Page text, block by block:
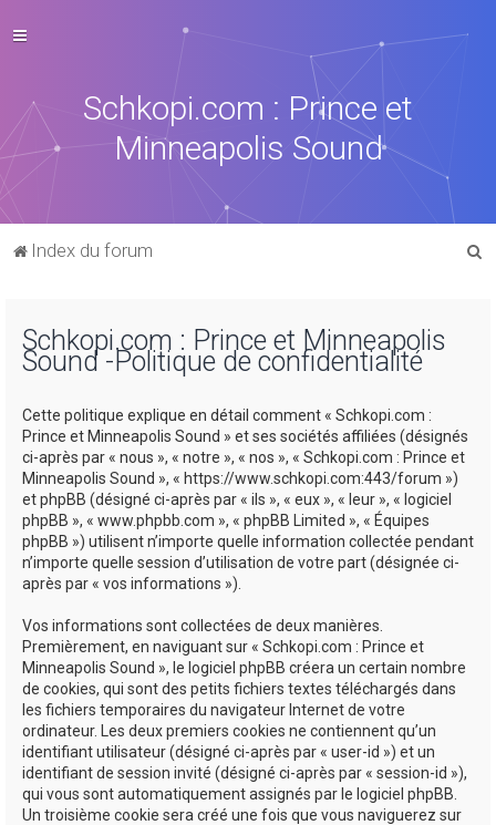
Schkopi.com : Prince et
Minneapolis Sound
Index du forum
Schkopi.com : Prince et Minneapolis
Sound -Politique de confidentialité
Cette politique explique en détail comment « Schkopi.com :
Prince et Minneapolis Sound » et ses sociétés affiliées (désignés
ci-après par « nous », « notre », « nos », « Schkopi.com : Prince et
Minneapolis Sound », « https://www.schkopi.com:443/forum »)
et phpBB (désigné ci-après par « ils », « eux », « leur », « logiciel
phpBB », « www.phpbb.com », « phpBB Limited », « Équipes
phpBB ») utilisent n’importe quelle information collectée pendant
n’importe quelle session d’utilisation de votre part (désignée ci-
après par « vos informations »).
Vos informations sont collectées de deux manières.
Premièrement, en naviguant sur « Schkopi.com : Prince et
Minneapolis Sound », le logiciel phpBB créera un certain nombre
de cookies, qui sont des petits fichiers textes téléchargés dans
les fichiers temporaires du navigateur Internet de votre
ordinateur. Les deux premiers cookies ne contiennent qu’un
identifiant utilisateur (désigné ci-après par « user-id ») et un
identifiant de session invité (désigné ci-après par « session-id »),
qui vous sont automatiquement assignés par le logiciel phpBB.
Un troisième cookie sera créé une fois que vous naviguerez sur